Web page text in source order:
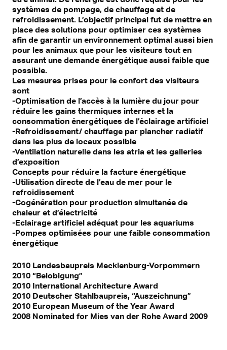
systèmes de pompage, de chauffage et de
refroidissement. L’objectif principal fut de mettre en
place des solutions pour optimiser ces systèmes
afin de garantir un environnement optimal aussi bien
pour les animaux que pour les visiteurs tout en
assurant une demande énergétique aussi faible que
possible.
Les mesures prises pour le confort des visiteurs
sont
-Optimisation de l’accès à la lumière du jour pour
réduire les gains thermiques internes et la
consommation énergétiques de l’éclairage artificiel
-Refroidissement/ chauffage par plancher radiatif
dans les plus de locaux possible
-Ventilation naturelle dans les atria et les galleries
d’exposition
Concepts pour réduire la facture énergétique
-Utilisation directe de l’eau de mer pour le
refroidissement
-Cogénération pour production simultanée de
chaleur et d’électricité
-Eclairage artificiel adéquat pour les aquariums
-Pompes optimisées pour une faible consommation
énergétique
2010 Landesbaupreis Mecklenburg-Vorpommern
2010 “Belobigung”
2010 International Architecture Award
2010 Deutscher Stahlbaupreis, “Auszeichnung”
2010 European Museum of the Year Award
2008 Nominated for Mies van der Rohe Award 2009